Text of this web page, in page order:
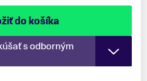
do košíka
s odborným